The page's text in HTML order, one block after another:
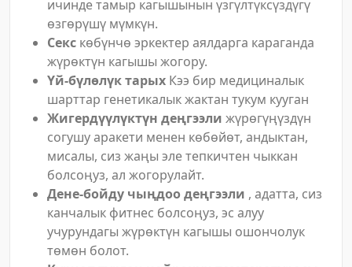
ичинде тамыр кагышынын үзгүлтүксүздүгү
өзгөрүшү мүмкүн.
Секс көбүнчө эркектер аялдарга караганда
жүрөктүн кагышы жогору.
Үй-бүлөлүк тарых Кээ бир медициналык
шарттар генетикалык жактан тукум кууган
Жигердүүлүктүн деңгээли жүрөгүңүздүн
согушу аракети менен көбөйөт, андыктан,
мисалы, сиз жаңы эле тепкичтен чыккан
болсоңуз, ал жогорулайт.
Дене-бойду чыңдоо деңгээли , адатта, сиз
канчалык фитнес болсоңуз, эс алуу
учурундагы жүрөктүн кагышы ошончолук
төмөн болот.